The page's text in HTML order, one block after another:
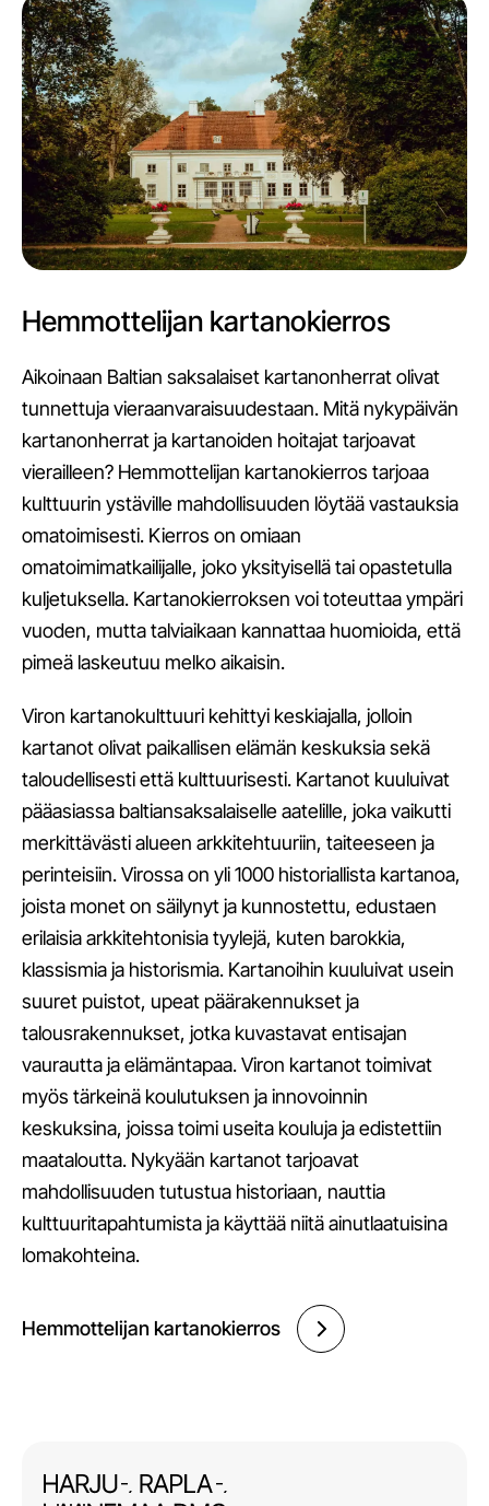
Hemmottelijan kartanokierros
Aikoinaan Baltian saksalaiset kartanonherrat olivat
tunnettuja vieraanvaraisuudestaan. Mitä nykypäivän
kartanonherrat ja kartanoiden hoitajat tarjoavat
vierailleen? Hemmottelijan kartanokierros tarjoaa
kulttuurin ystäville mahdollisuuden löytää vastauksia
omatoimisesti. Kierros on omiaan
omatoimimatkailijalle, joko yksityisellä tai opastetulla
kuljetuksella. Kartanokierroksen voi toteuttaa ympäri
vuoden, mutta talviaikaan kannattaa huomioida, että
pimeä laskeutuu melko aikaisin.
Viron kartanokulttuuri kehittyi keskiajalla, jolloin
kartanot olivat paikallisen elämän keskuksia sekä
taloudellisesti että kulttuurisesti. Kartanot kuuluivat
pääasiassa baltiansaksalaiselle aatelille, joka vaikutti
merkittävästi alueen arkkitehtuuriin, taiteeseen ja
perinteisiin. Virossa on yli 1000 historiallista kartanoa,
joista monet on säilynyt ja kunnostettu, edustaen
erilaisia arkkitehtonisia tyylejä, kuten barokkia,
klassismia ja historismia. Kartanoihin kuuluivat usein
suuret puistot, upeat päärakennukset ja
talousrakennukset, jotka kuvastavat entisajan
vaurautta ja elämäntapaa. Viron kartanot toimivat
myös tärkeinä koulutuksen ja innovoinnin
keskuksina, joissa toimi useita kouluja ja edistettiin
maataloutta. Nykyään kartanot tarjoavat
mahdollisuuden tutustua historiaan, nauttia
kulttuuritapahtumista ja käyttää niitä ainutlaatuisina
lomakohteina.
Hemmottelijan kartanokierros